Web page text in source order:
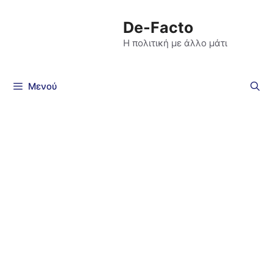
De-Facto
Η πολιτική με άλλο μάτι
Μενού